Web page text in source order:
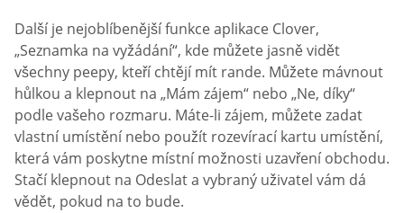
Další je nejoblíbenější funkce aplikace Clover,
„Seznamka na vyžádání“, kde můžete jasně vidět
všechny peepy, kteří chtějí mít rande. Můžete mávnout
hůlkou a klepnout na „Mám zájem“ nebo „Ne, díky“
podle vašeho rozmaru. Máte-li zájem, můžete zadat
vlastní umístění nebo použít rozevírací kartu umístění,
která vám poskytne místní možnosti uzavření obchodu.
Stačí klepnout na Odeslat a vybraný uživatel vám dá
vědět, pokud na to bude.